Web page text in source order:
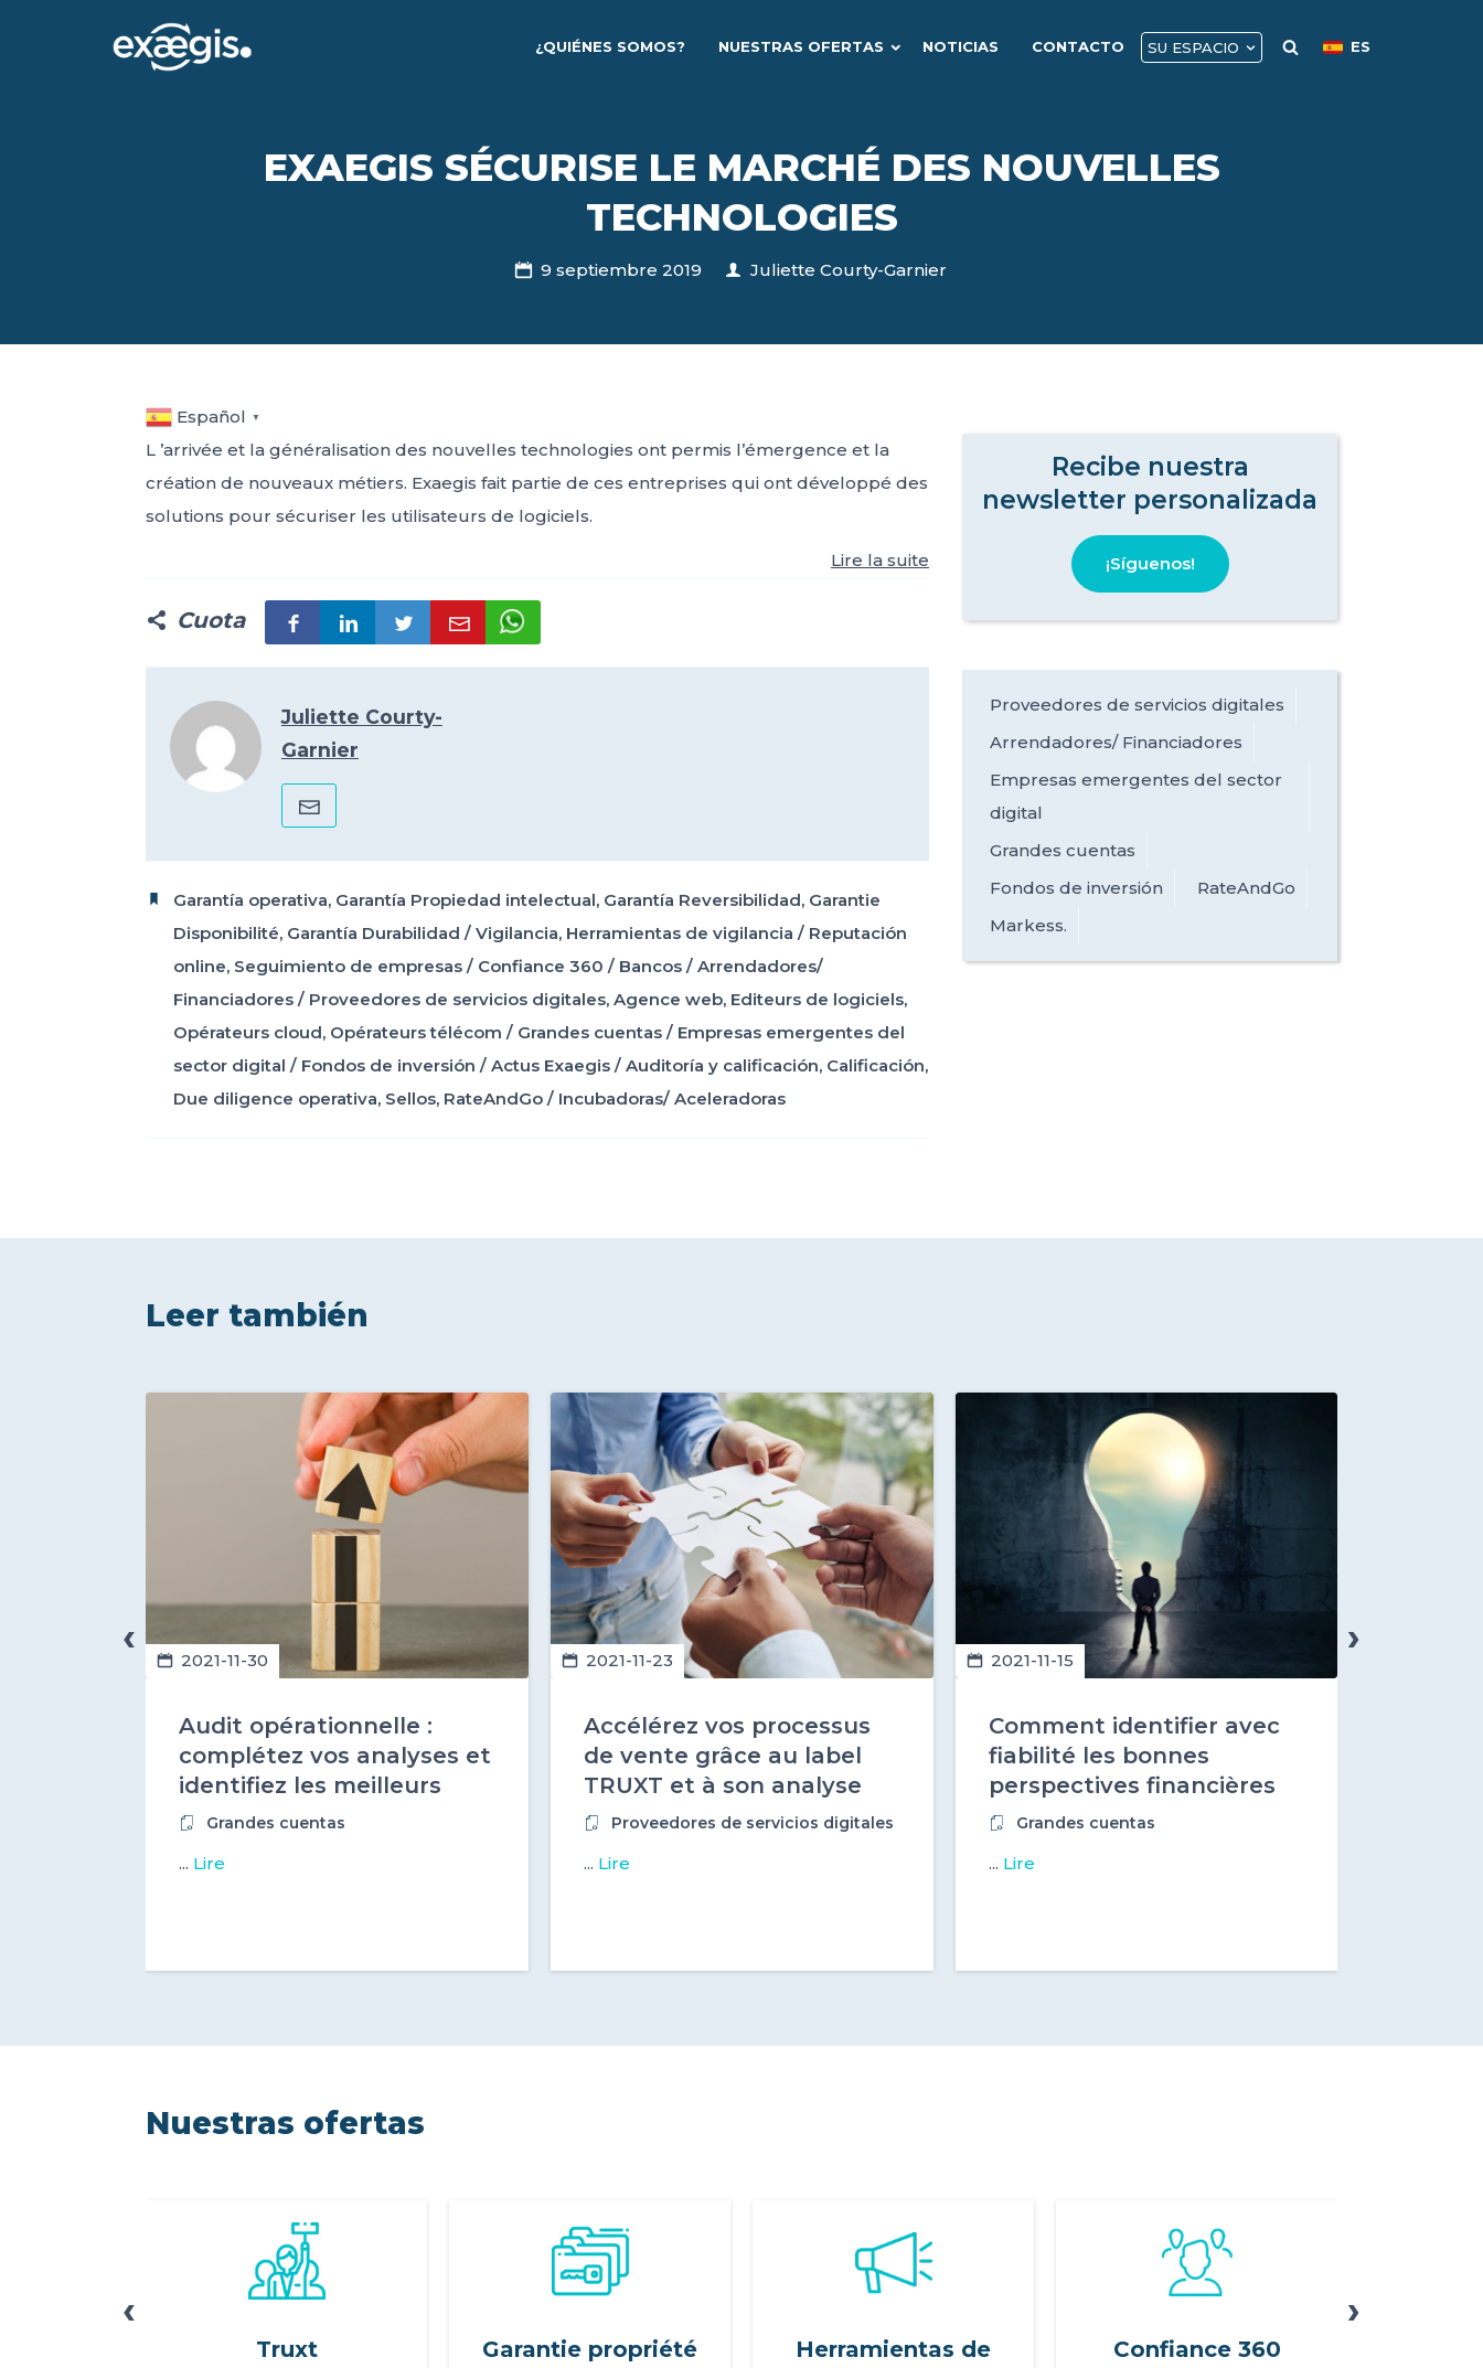
¿QUIÉNES SOMOS? NUESTRAS OFERTAS NOTICIAS CONTACTO SU ESPACIO ES
​EXAEGIS SÉCURISE LE MARCHÉ DES NOUVELLES
TECHNOLOGIES
9 septiembre 2019 Juliette Courty-Garnier
Español ▼
L ’arrivée et la généralisation des nouvelles technologies ont permis l’émergence et la
création de nouveaux métiers. Exaegis fait partie de ces entreprises qui ont développé des
solutions pour sécuriser les utilisateurs de logiciels.
Lire la suite
Cuota
Juliette Courty-
Garnier
Garantía operativa, Garantía Propiedad intelectual, Garantía Reversibilidad, Garantie
Disponibilité, Garantía Durabilidad / Vigilancia, Herramientas de vigilancia / Reputación
online, Seguimiento de empresas / Confiance 360 / Bancos / Arrendadores/
Financiadores / Proveedores de servicios digitales, Agence web, Editeurs de logiciels,
Opérateurs cloud, Opérateurs télécom / Grandes cuentas / Empresas emergentes del
sector digital / Fondos de inversión / Actus Exaegis / Auditoría y calificación, Calificación,
Due diligence operativa, Sellos, RateAndGo / Incubadoras/ Aceleradoras
Recibe nuestra
newsletter personalizada
¡Síguenos!
Proveedores de servicios digitales
Arrendadores/ Financiadores
Empresas emergentes del sector
digital
Grandes cuentas
Fondos de inversión
RateAndGo
Markess.
Leer también
2021-11-30
Audit opérationnelle :
complétez vos analyses et
identifiez les meilleurs
prestataires numériques !
Grandes cuentas
... Lire
2021-11-23
Accélérez vos processus
de vente grâce au label
TRUXT et à son analyse
opérationnelle !
Proveedores de servicios digitales
... Lire
2021-11-15
Comment identifier avec
fiabilité les bonnes
perspectives financières
de vos prestataires
Grandes cuentas
... Lire
‹ ›
Nuestras ofertas
Truxt
Garantie propriété
Herramientas de
Confiance 360
‹ ›